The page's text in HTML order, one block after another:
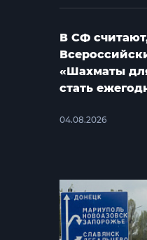
В СФ
«Шахматы
стать
04.08.2026